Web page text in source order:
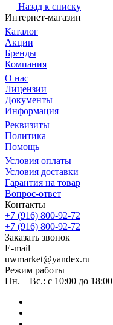
Назад к списку
Интернет-магазин
Каталог
Акции
Бренды
Компания
О нас
Лицензии
Документы
Информация
Реквизиты
Политика
Помощь
Условия оплаты
Условия доставки
Гарантия на товар
Вопрос-ответ
Контакты
+7 (916) 800-92-72
+7 (916) 800-92-72
Заказать звонок
E-mail
uwmarket@yandex.ru
Режим работы
Пн. – Вс.: с 10:00 до 18:00